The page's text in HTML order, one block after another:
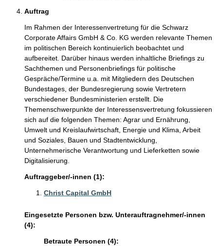
Auftrag
Im Rahmen der Interessenvertretung für die Schwarz
Corporate Affairs GmbH & Co. KG werden relevante Themen
im politischen Bereich kontinuierlich beobachtet und
aufbereitet. Darüber hinaus werden inhaltliche Briefings zu
Sachthemen und Personenbriefings für politische
Gespräche/Termine u.a. mit Mitgliedern des Deutschen
Bundestages, der Bundesregierung sowie Vertretern
verschiedener Bundesministerien erstellt. Die
Themenschwerpunkte der Interessensvertretung fokussieren
sich auf die folgenden Themen: Agrar und Ernährung,
Umwelt und Kreislaufwirtschaft, Energie und Klima, Arbeit
und Soziales, Bauen und Stadtentwicklung,
Unternehmerische Verantwortung und Lieferketten sowie
Digitalisierung.
Auftraggeber/-innen (1):
Christ Capital GmbH
Eingesetzte Personen bzw. Unterauftragnehmer/-innen
(4):
Betraute Personen (4):